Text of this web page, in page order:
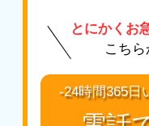
仙台市宮城野区/
【た行】
多賀城市/遠田
谷市/登米市
【さ行 】
鮫川村 / 下郷町
須賀川市 / 相馬市
【た行】
【や行】
山形市 / 米沢市
とにかくお
こちら
-24時間365日